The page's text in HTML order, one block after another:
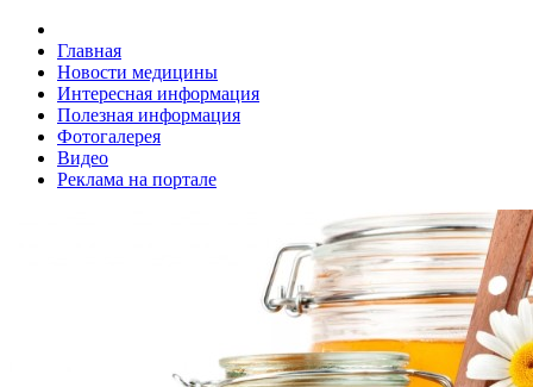
Главная
Новости медицины
Интересная информация
Полезная информация
Фотогалерея
Видео
Реклама на портале